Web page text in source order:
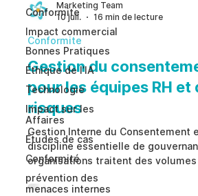
Conformite
Impact commercial
Bonnes Pratiques
Éthique de l’IA
Technologie
Impact sur les
Affaires
Études de cas
Conformité
prévention des
menaces internes
Marketing Team
10 juil.
16 min de lecture
Conformite
Gestion du
pour les équipes RH
risques
Gestion Interne du Consentement
discipline essentielle de
organisations traitent des
données sensibles concernant
les domaines des ressources